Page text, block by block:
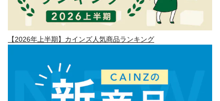
【2026年上半期】カインズ人気商品ランキング